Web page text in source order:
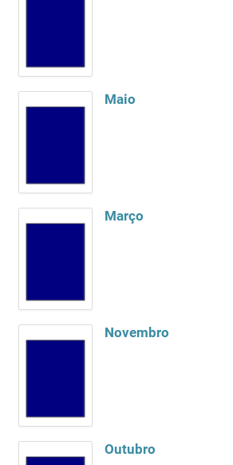
Maio
Março
Novembro
Outubro